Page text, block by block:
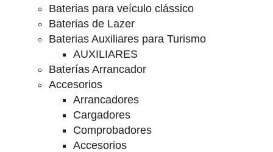
Baterias para veículo clássico
Baterias de Lazer
Baterias Auxiliares para Turismo
AUXILIARES
Baterías Arrancador
Accesorios
Arrancadores
Cargadores
Comprobadores
Accesorios